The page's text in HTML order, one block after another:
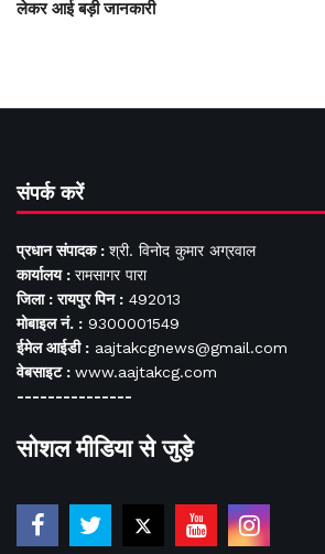
लेकर आई बड़ी जानकारी
संपर्क करें
प्रधान संपादक : श्री. विनोद कुमार अग्रवाल
कार्यालय : रामसागर पारा
जिला : रायपुर पिन : 492013
मोबाइल नं. : 9300001549
ईमेल आईडी : aajtakcgnews@gmail.com
वेबसाइट : www.aajtakcg.com
---------------
सोशल मीडिया से जुड़े